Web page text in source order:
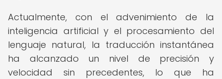
Actualmente, con el advenimiento de la
inteligencia artificial y el procesamiento del
lenguaje natural, la traducción instantánea
ha alcanzado un nivel de precisión y
velocidad sin precedentes, lo que ha